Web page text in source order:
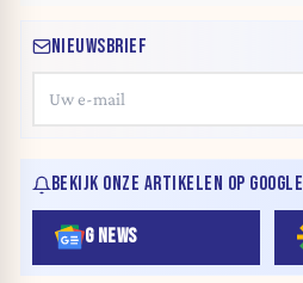
NIEUWSBRIEF
BEKIJK ONZE ARTIKELEN OP GOOGLE
G NEWS